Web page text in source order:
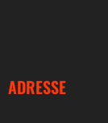
ADRESSE